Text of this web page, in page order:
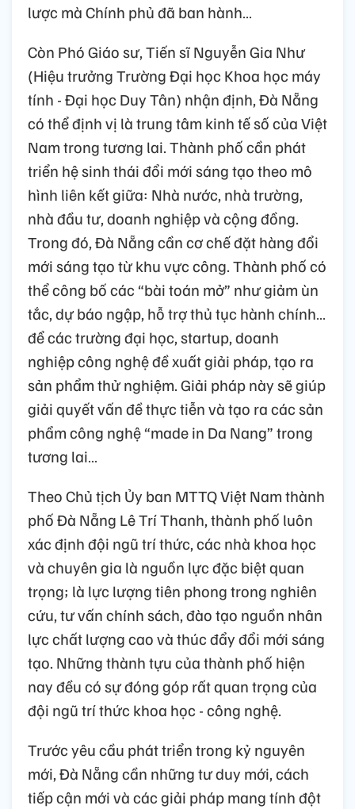
lược mà Chính phủ đã ban hành…
Còn Phó Giáo sư, Tiến sĩ Nguyễn Gia Như
(Hiệu trưởng Trường Đại học Khoa học máy
tính - Đại học Duy Tân) nhận định, Đà Nẵng
có thể định vị là trung tâm kinh tế số của Việt
Nam trong tương lai. Thành phố cần phát
triển hệ sinh thái đổi mới sáng tạo theo mô
hình liên kết giữa: Nhà nước, nhà trường,
nhà đầu tư, doanh nghiệp và cộng đồng.
Trong đó, Đà Nẵng cần cơ chế đặt hàng đổi
mới sáng tạo từ khu vực công. Thành phố có
thể công bố các “bài toán mở” như giảm ùn
tắc, dự báo ngập, hỗ trợ thủ tục hành chính…
để các trường đại học, startup, doanh
nghiệp công nghệ đề xuất giải pháp, tạo ra
sản phẩm thử nghiệm. Giải pháp này sẽ giúp
giải quyết vấn đề thực tiễn và tạo ra các sản
phẩm công nghệ “made in Da Nang” trong
tương lai…
Theo Chủ tịch Ủy ban MTTQ Việt Nam thành
phố Đà Nẵng Lê Trí Thanh, thành phố luôn
xác định đội ngũ trí thức, các nhà khoa học
và chuyên gia là nguồn lực đặc biệt quan
trọng; là lực lượng tiên phong trong nghiên
cứu, tư vấn chính sách, đào tạo nguồn nhân
lực chất lượng cao và thúc đẩy đổi mới sáng
tạo. Những thành tựu của thành phố hiện
nay đều có sự đóng góp rất quan trọng của
đội ngũ trí thức khoa học - công nghệ.
Trước yêu cầu phát triển trong kỷ nguyên
mới, Đà Nẵng cần những tư duy mới, cách
tiếp cận mới và các giải pháp mang tính đột